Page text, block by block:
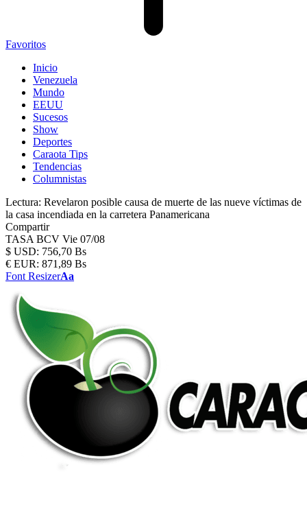
Favoritos
Inicio
Venezuela
Mundo
EEUU
Sucesos
Show
Deportes
Caraota Tips
Tendencias
Columnistas
Lectura: Revelaron posible causa de muerte de las nueve víctimas de
la casa incendiada en la carretera Panamericana
Compartir
TASA BCV Vie 07/08
$ USD: 756,70 Bs
€ EUR: 871,89 Bs
Font ResizerAa